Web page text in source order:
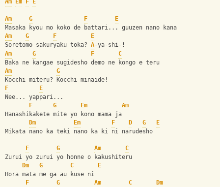
Am
Em F E
Am G F
E
Masaka kyou mo koko de battari... guuzen nano kana
Am
G F
E
Soretomo sakuryaku toka? A-ya-shi-!
Am
G F
C
Baka ne kangae sugidesho demo ne kongo e teru
Am
G
Kocchi miteru? Kocchi minaide!
F
E
Nee... yappari...
F
G Em
Am
Hanashikakete mite yo kono mama ja
Dm
Em F D G
E
Mikata nano ka teki nano ka ki ni narudesho
F G Am
C
Zurui yo zurui yo honne o kakushiteru
Dm
G C
E
Hora mata me ga au kuse ni
F
G Am C
Dm